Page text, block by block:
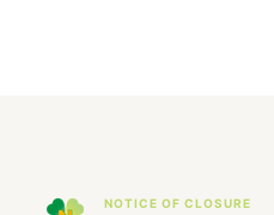
NOTICE OF CLOSURE